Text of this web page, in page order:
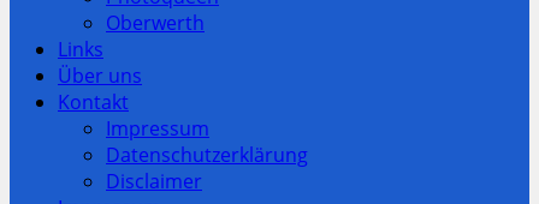
Oberwerth
Links
Über uns
Kontakt
Impressum
Datenschutzerklärung
Disclaimer